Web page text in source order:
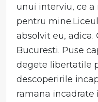
unui interviu, ce a
pentru
absolvit eu, adica.
Bucuresti. Puse
degete libertatile
descoperirile
ramana incadrate